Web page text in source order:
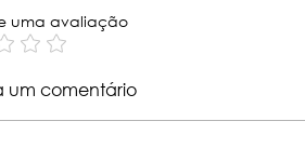
Custos sem
uma avaliação
um comentário